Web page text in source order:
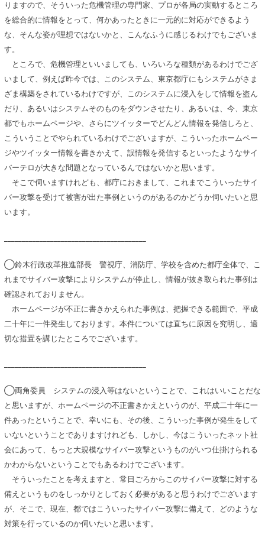
りますので、そういった危機管理の専門家、プロが各局の実動するところ
を総合的に情報をとって、何かあったときに一元的に対応ができるよう
な、そんな姿が理想ではないかと、こんなふうに感じるわけでもございま
す。
ところで、危機管理といいましても、いろいろな種類があるわけでござ
いまして、例えば昨今では、このシステム、東京都庁にもシステムがさま
ざま構築をされているわけですが、このシステムに浸入をして情報を盗ん
だり、あるいはシステムそのものをダウンさせたり、あるいは、今、東京
都でもホームページや、さらにツイッターでどんどん情報を発信しろと、
こういうことでやられているわけでございますが、こういったホームペー
ジやツイッター情報を書きかえて、誤情報を発信するといったようなサイ
バーテロが大きな問題となっているんではないかと思います。
そこで伺いますけれども、都庁におきまして、これまでこういったサイ
バー攻撃を受けて被害が出た事例というのがあるのかどうか伺いたいと思
います。
◯鈴木行政改革推進部長 警視庁、消防庁、学校を含めた都庁全体で、こ
れまでサイバー攻撃によりシステムが停止し、情報が抜き取られた事例は
確認されておりません。
ホームページが不正に書きかえられた事例は、把握できる範囲で、平成
二十年に一件発生しております。本件については直ちに原因を究明し、適
切な措置を講じたところでございます。
◯両角委員 システムの浸入等はないということで、これはいいことだな
と思いますが、ホームページの不正書きかえというのが、平成二十年に一
件あったということで、幸いにも、その後、こういった事例が発生をして
いないということでありますけれども、しかし、今はこういったネット社
会にあって、もっと大規模なサイバー攻撃というものがいつ仕掛けられる
かわからないということでもあるわけでございます。
そういったことを考えますと、常日ごろからこのサイバー攻撃に対する
備えというものをしっかりとしておく必要があると思うわけでございます
が、そこで、現在、都ではこういったサイバー攻撃に備えて、どのような
対策を行っているのか伺いたいと思います。